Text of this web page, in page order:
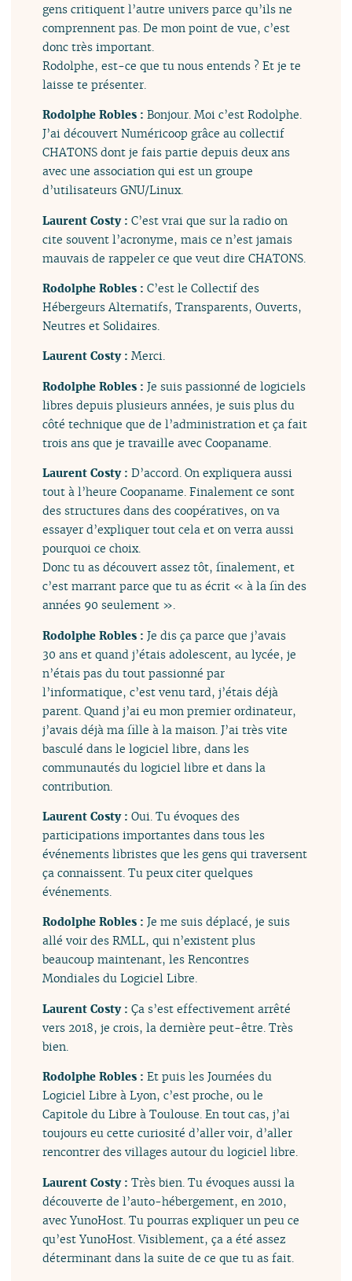
gens critiquent l’autre univers parce qu’ils ne
comprennent pas. De mon point de vue, c’est
donc très important.
Rodolphe, est-ce que tu nous entends ? Et je te
laisse te présenter.
Rodolphe Robles :Bonjour. Moi c’est Rodolphe.
J’ai découvert Numéricoop grâce au collectif
CHATONS dont je fais partie depuis deux ans
avec une association qui est un groupe
d’utilisateurs GNU/Linux.
Laurent Costy :C’est vrai que sur la radio on
cite souvent l’acronyme, mais ce n’est jamais
mauvais de rappeler ce que veut dire CHATONS.
Rodolphe Robles :C’est le Collectif des
Hébergeurs Alternatifs, Transparents, Ouverts,
Neutres et Solidaires.
Laurent Costy :Merci.
Rodolphe Robles :Je suis passionné de logiciels
libres depuis plusieurs années, je suis plus du
côté technique que de l’administration et ça fait
trois ans que je travaille avec Coopaname.
Laurent Costy :D’accord. On expliquera aussi
tout à l’heure Coopaname. Finalement ce sont
des structures dans des coopératives, on va
essayer d’expliquer tout cela et on verra aussi
pourquoi ce choix.
Donc tu as découvert assez tôt, finalement, et
c’est marrant parce que tu as écrit « à la fin des
années 90 seulement ».
Rodolphe Robles :Je dis ça parce que j’avais
30 ans et quand j’étais adolescent, au lycée, je
n’étais pas du tout passionné par
l’informatique, c’est venu tard, j’étais déjà
parent. Quand j’ai eu mon premier ordinateur,
j’avais déjà ma fille à la maison. J’ai très vite
basculé dans le logiciel libre, dans les
communautés du logiciel libre et dans la
contribution.
Laurent Costy :Oui. Tu évoques des
participations importantes dans tous les
événements libristes que les gens qui traversent
ça connaissent. Tu peux citer quelques
événements.
Rodolphe Robles :Je me suis déplacé, je suis
allé voir des RMLL, qui n’existent plus
beaucoup maintenant, les Rencontres
Mondiales du Logiciel Libre.
Laurent Costy :Ça s’est effectivement arrêté
vers 2018, je crois, la dernière peut-être. Très
bien.
Rodolphe Robles :Et puis les Journées du
Logiciel Libre à Lyon, c’est proche, ou le
Capitole du Libre à Toulouse. En tout cas, j’ai
toujours eu cette curiosité d’aller voir, d’aller
rencontrer des villages autour du logiciel libre.
Laurent Costy :Très bien. Tu évoques aussi la
découverte de l’auto-hébergement, en 2010,
avec YunoHost. Tu pourras expliquer un peu ce
qu’est YunoHost. Visiblement, ça a été assez
déterminant dans la suite de ce que tu as fait.